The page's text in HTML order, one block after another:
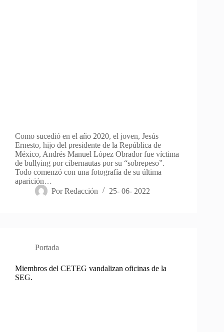
Como sucedió en el año 2020, el joven, Jesús
Ernesto, hijo del presidente de la República de
México, Andrés Manuel López Obrador fue víctima
de bullying por cibernautas por su “sobrepeso”.
Todo comenzó con una fotografía de su última
aparición…
Por Redacción 25- 06- 2022
Portada
Miembros del CETEG vandalizan oficinas de la
SEG.